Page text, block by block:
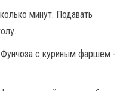
минут. Подавать